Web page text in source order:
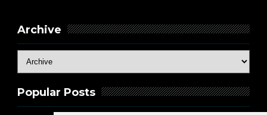
Archive
Popular Posts